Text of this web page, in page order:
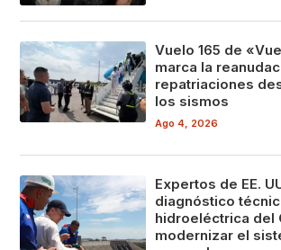
Vuelo 165 de
marca la
repatriaciones
los sismos
Ago 4, 2026
Expertos de EE.
diagnóstico
hidroeléctrica del
modernizar el